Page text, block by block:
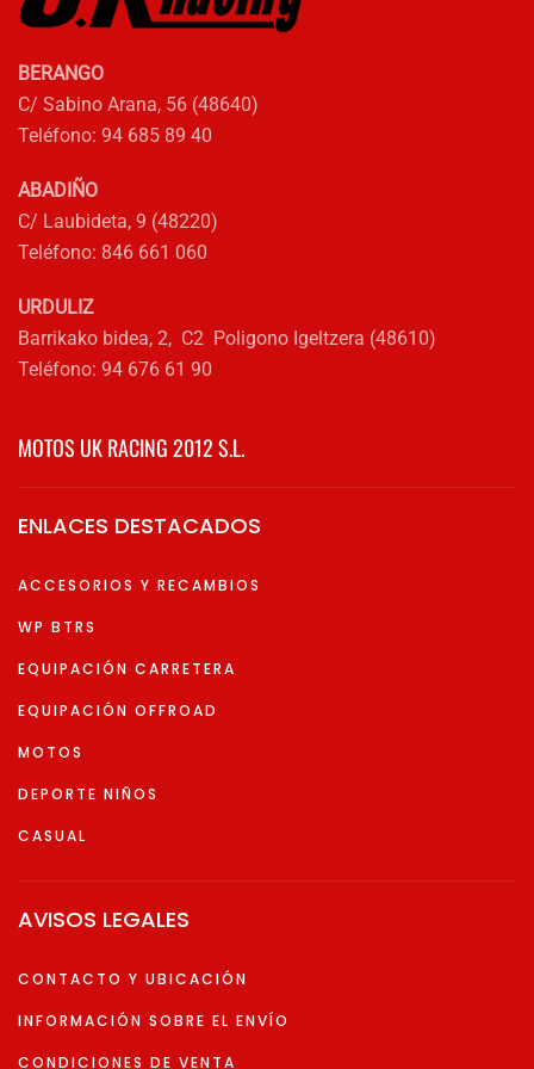
BERANGO
C/ Sabino Arana, 56 (48640)
Teléfono: 94 685 89 40
ABADIÑO
C/ Laubideta, 9 (48220)
Teléfono: 846 661 060
URDULIZ
Barrikako bidea, 2, C2 Poligono Igeltzera (48610)
Teléfono: 94 676 61 90
MOTOS UK RACING 2012 S.L.
ENLACES DESTACADOS
ACCESORIOS Y RECAMBIOS
WP BTRS
EQUIPACIÓN CARRETERA
EQUIPACIÓN OFFROAD
MOTOS
DEPORTE NIÑOS
CASUAL
AVISOS LEGALES
CONTACTO Y UBICACIÓN
INFORMACIÓN SOBRE EL ENVÍO
CONDICIONES DE VENTA